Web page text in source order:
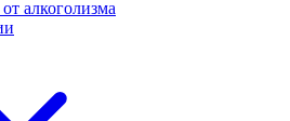
алкоголизма